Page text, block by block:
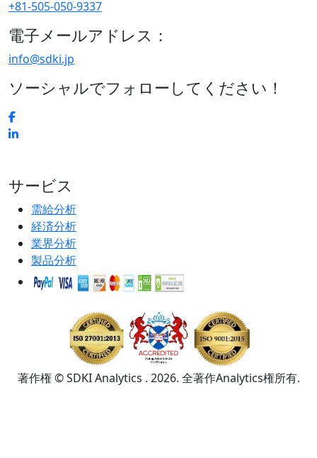
+81-505-050-9337
電子メールアドレス：
info@sdki.jp
ソーシャルでフォローしてください！
サービス
需給分析
経済分析
業界分析
製品分析
著作権 © SDKI Analytics . 2026. 全著作Analytics権所有.